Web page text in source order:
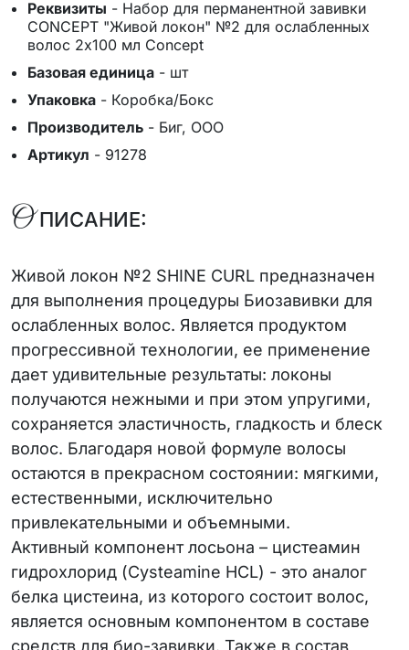
Реквизиты - Набор для перманентной завивки
CONCEPT "Живой локон" №2 для ослабленных
волос 2х100 мл Concept
Базовая единица - шт
Упаковка - Коробка/Бокс
Производитель - Биг, ООО
Артикул - 91278
О ПИСАНИЕ:
Живой локон №2 SHINE CURL предназначен
для выполнения процедуры Биозавивки для
ослабленных волос. Является продуктом
прогрессивной технологии, ее применение
дает удивительные результаты: локоны
получаются нежными и при этом упругими,
сохраняется эластичность, гладкость и блеск
волос. Благодаря новой формуле волосы
остаются в прекрасном состоянии: мягкими,
естественными, исключительно
привлекательными и объемными.
Активный компонент лосьона – цистеамин
гидрохлорид (Cysteamine HCL) - это аналог
белка цистеина, из которого состоит волос,
является основным компонентом в составе
средств для био-завивки. Также в состав